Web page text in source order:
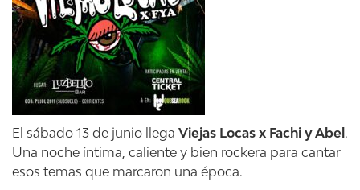
El sábado 13 de junio llega Viejas Locas x Fachi y Abel .
Una noche íntima, caliente y bien rockera para cantar
esos temas que marcaron una época.